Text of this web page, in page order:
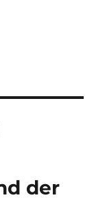
der